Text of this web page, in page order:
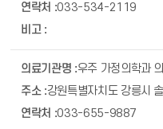
033-534-2119
우주 가정의학과
강원특별자치도 강릉시
033-655-9887